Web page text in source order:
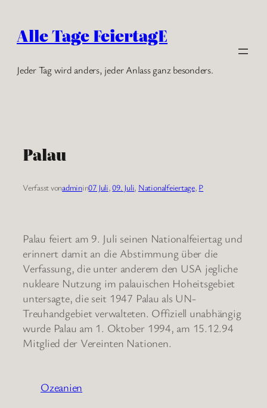
Inhalt
springen
Alle Tage FeiertagE
Jeder Tag wird anders, jeder Anlass ganz besonders.
Palau
Verfasst vonadminin07 Juli, 09. Juli, Nationalfeiertage, P
Palau feiert am 9. Juli seinen Nationalfeiertag und
erinnert damit an die Abstimmung über die
Verfassung, die unter anderem den USA jegliche
nukleare Nutzung im palauischen Hoheitsgebiet
untersagte, die seit 1947 Palau als UN-
Treuhandgebiet verwalteten. Offiziell unabhängig
wurde Palau am 1. Oktober 1994, am 15.12.94
Mitglied der Vereinten Nationen.
Ozeanien